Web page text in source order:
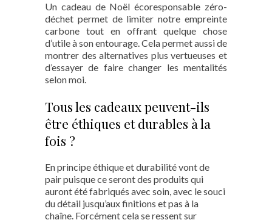
Un cadeau de Noël écoresponsable zéro-
déchet permet de limiter notre empreinte
carbone tout en offrant quelque chose
d’utile à son entourage. Cela permet aussi de
montrer des alternatives plus vertueuses et
d’essayer de faire changer les mentalités
selon moi.
Tous les cadeaux peuvent-ils
être éthiques et durables à la
fois ?
En principe éthique et durabilité vont de
pair puisque ce seront des produits qui
auront été fabriqués avec soin, avec le souci
du détail jusqu’aux finitions et pas à la
chaîne. Forcément cela se ressent sur